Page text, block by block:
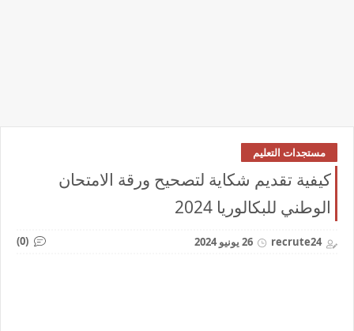
مستجدات التعليم
كيفية تقديم شكاية لتصحيح ورقة الامتحان
الوطني للبكالوريا 2024
recrute24 26 يونيو 2024 (0)